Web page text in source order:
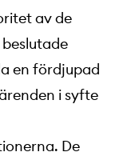
av de
en fördjupad
i syfte
De